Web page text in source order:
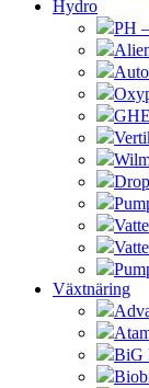
Hydro
PH
Växtnäring
BiG